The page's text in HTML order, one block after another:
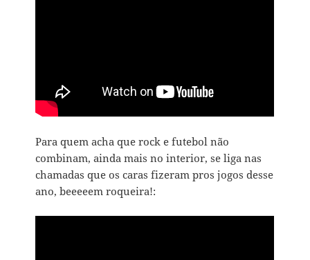
Para quem acha que rock e futebol não
combinam, ainda mais no interior, se liga nas
chamadas que os caras fizeram pros jogos desse
ano, beeeeem roqueira!: